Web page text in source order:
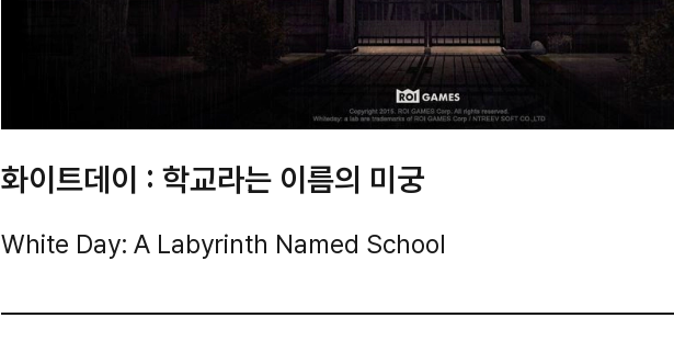
화이트데이 : 학교라는 이름의 미궁
White Day: A Labyrinth Named School